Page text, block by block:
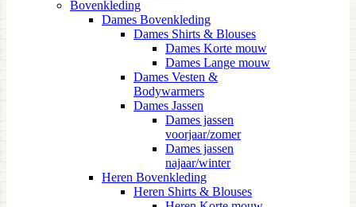
Bovenkleding
Dames Bovenkleding
Dames Shirts & Blouses
Dames Korte mouw
Dames Lange mouw
Dames Vesten &
Bodywarmers
Dames Jassen
Dames jassen
voorjaar/zomer
Dames jassen
najaar/winter
Heren Bovenkleding
Heren Shirts & Blouses